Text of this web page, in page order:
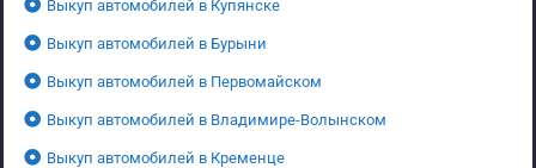
Выкуп автомобилей в Купянске
Выкуп автомобилей в Бурыни
Выкуп автомобилей в Первомайском
Выкуп автомобилей в Владимире-Волынском
Выкуп автомобилей в Кременце